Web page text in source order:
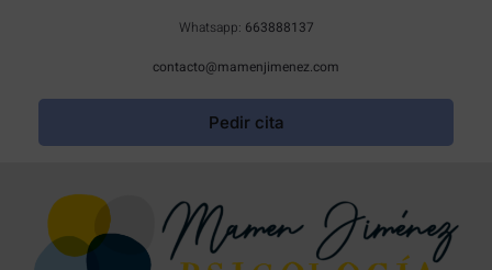
Whatsapp: 663888137
contacto@mamenjimenez.com
Pedir cita